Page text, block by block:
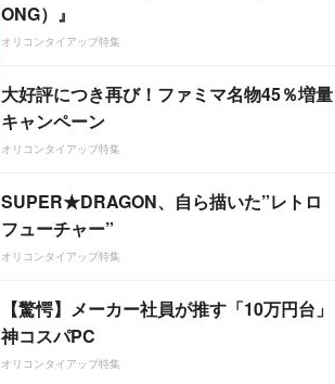
ONG）』
オリコンタイアップ特集
大好評につき再び！ファミマ名物45％増量
キャンペーン
オリコンタイアップ特集
SUPER★DRAGON、自ら描いた”レトロ
フューチャー”
オリコンタイアップ特集
【驚愕】メーカー社員が推す「10万円台」
神コスパPC
オリコンタイアップ特集